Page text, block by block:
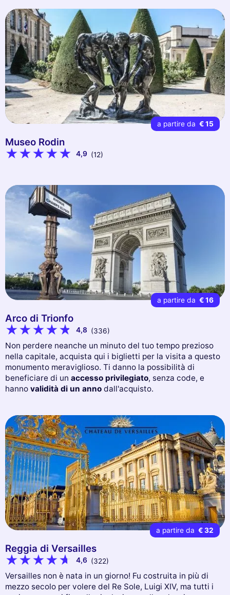
a partire da € 15
Museo Rodin
4,9 (12)
a partire da € 16
Arco di Trionfo
4,8 (336)
Non perdere neanche un minuto del tuo tempo prezioso
nella capitale, acquista qui i biglietti per la visita a questo
monumento meraviglioso. Ti danno la possibilità di
beneficiare di un accesso privilegiato, senza code, e
hanno validità di un anno dall'acquisto.
a partire da € 32
Reggia di Versailles
4,6 (322)
Versailles non è nata in un giorno! Fu costruita in più di
mezzo secolo per volere del Re Sole, Luigi XIV, ma tutti i